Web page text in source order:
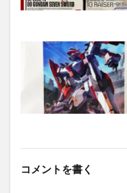
コメントを書く